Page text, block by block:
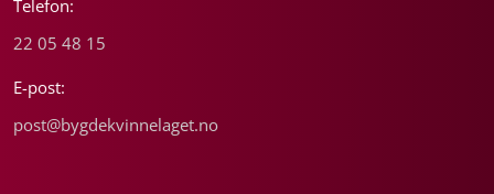
Telefon:
22 05 48 15
E-post:
post@bygdekvinnelaget.no